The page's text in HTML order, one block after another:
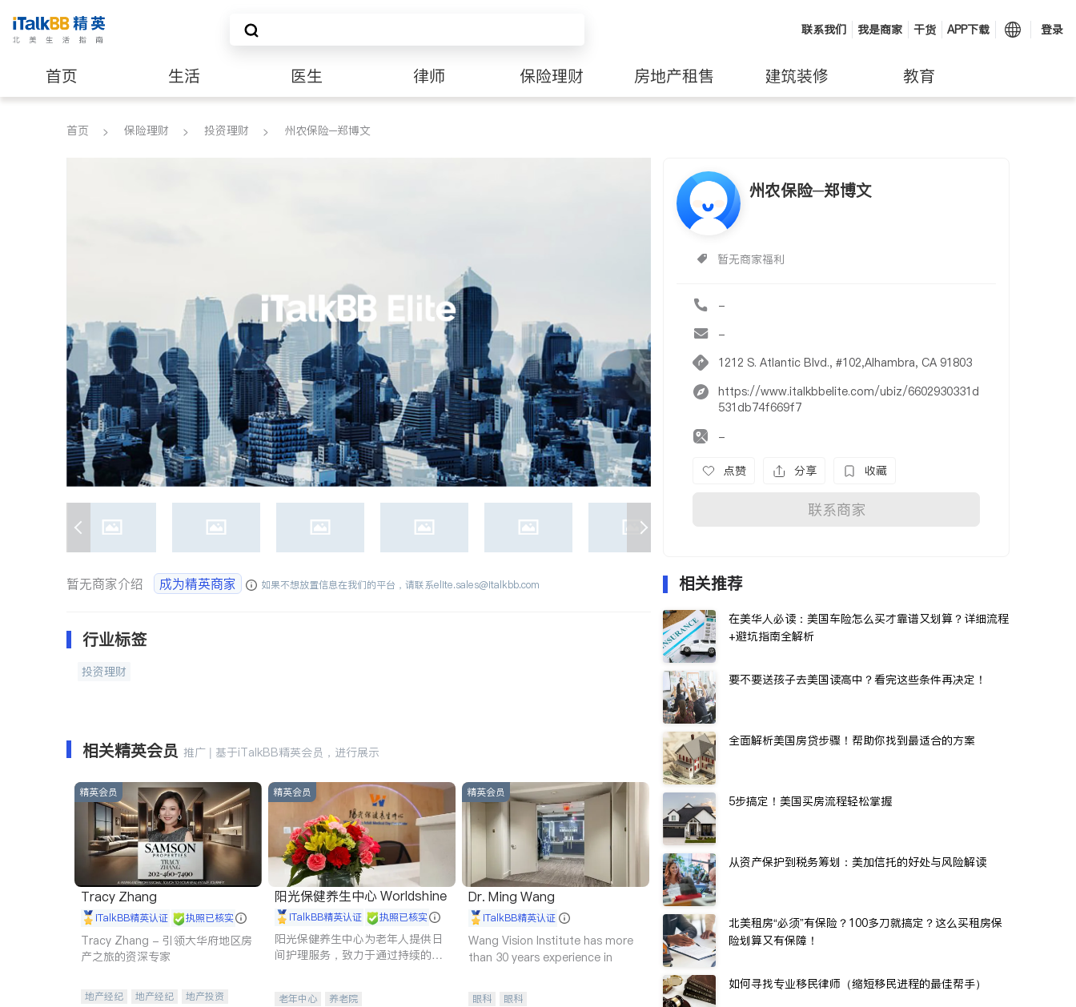
联系我们 我是商家 干货 APP下载 登录
首页 生活 医生 律师 保险理财 房地产租售 建筑装修 教育
养老 非盈利组织
首页 保险理财 投资理财 州农保险─郑博文
州农保险─郑博文
暂无商家福利
-
-
1212 S. Atlantic Blvd., #102,Alhambra, CA 91803
https://www.italkbbelite.com/ubiz/6602930331d
531db74f669f7
-
点赞 分享 收藏
联系商家
暂无商家介绍 成为精英商家 如果不想放置信息在我们的平台，请联系elite.sales@italkbb.com
行业标签
投资理财
相关精英会员 推广 | 基于iTalkBB精英会员，进行展示
精英会员
Tracy Zhang
iTalkBB精英认证 执照已核实
Tracy Zhang - 引领大华府地区房
产之旅的资深专家
地产经纪 地产经纪
地产投资
精英会员
阳光保健养生中心 Worldshine
iTalkBB精英认证 执照已核实
阳光保健养生中心为老年人提供日
间护理服务，致力于通过持续的护
老年中心 养老院
精英会员
Dr. Ming Wang
iTalkBB精英认证
Wang Vision Institute has more
than 30 years experience in
眼科 眼科
相关推荐
在美华人必读：美国车险怎么买才靠谱又划算？详细流程
+避坑指南全解析
要不要送孩子去美国读高中？看完这些条件再决定！
全面解析美国房贷步骤！帮助你找到最适合的方案
5步搞定！美国买房流程轻松掌握
从资产保护到税务筹划：美加信托的好处与风险解读
北美租房“必须”有保险？100多刀就搞定？这么买租房保
险划算又有保障！
如何寻找专业移民律师（缩短移民进程的最佳帮手）